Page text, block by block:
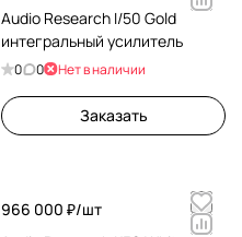
Audio Research I/50 Gold
интегральный усилитель
0 0 Нет в наличии
Заказать
966 000 ₽/шт